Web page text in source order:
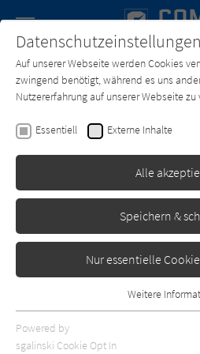
SUCHE Forum
Text: Homura Kawamoto Zeichner:
Kakegurui -
ein Spiel 01
Altraverse
Datenschutzeinstellungen
Auf unserer Webseite werden Cookies
zwingend benötigt, während es uns
Nutzererfahrung auf unserer Webseite zu
Essentiell Externe Inhalte
Alle
Speichern &
Nur essentielle
Essentielle Cookies werden für
Webseite benötigt. Dadurch ist
Weitere
Powered by
sgalinski Cookie Opt In